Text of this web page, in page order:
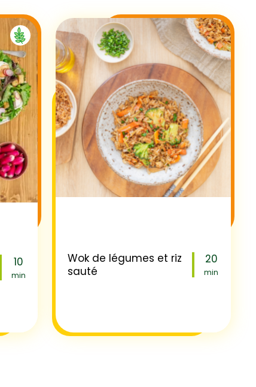
10
min
Wok de légumes et riz
sauté
20
min